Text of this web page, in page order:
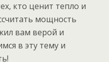
кто ценит тепло и
мощность
вам верой и
в эту тему и